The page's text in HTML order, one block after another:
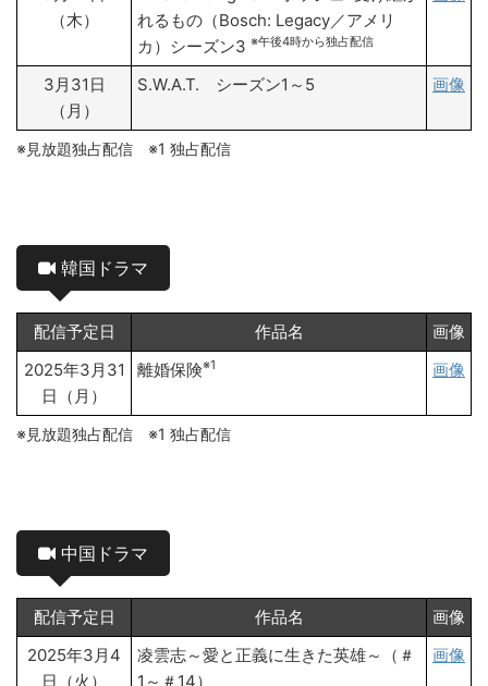
（木）
れるもの（Bosch: Legacy／アメリ
カ）シーズン3 ※午後4時から独占配信
3月31日
（月）
S.W.A.T. シーズン1～5 画像
※見放題独占配信 ※1 独占配信
韓国ドラマ
配信予定日 作品名
画像
2025年3月31
日（月）
離婚保険※1 画像
※見放題独占配信 ※1 独占配信
中国ドラマ
配信予定日 作品名
画像
2025年3月4
日（火）
凌雲志～愛と正義に生きた英雄～（＃
1～＃14）
画像